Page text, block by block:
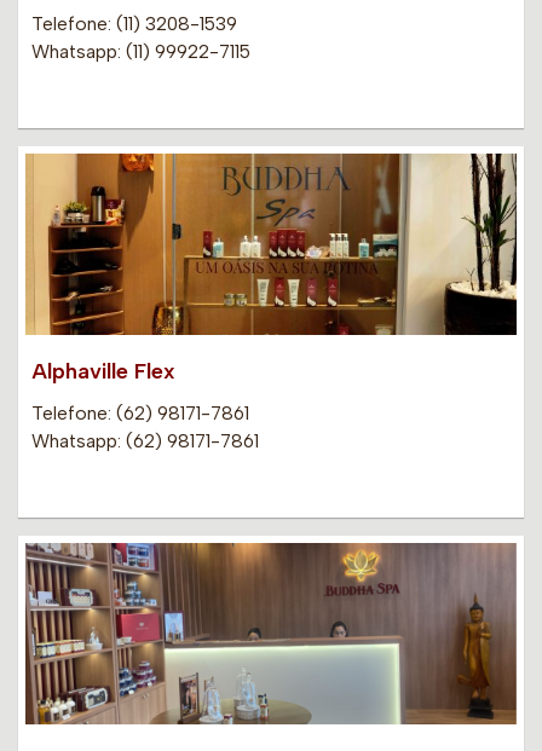
Telefone: (11) 3208-1539
Whatsapp: (11) 99922-7115
Alphaville Flex
Telefone: (62) 98171-7861
Whatsapp: (62) 98171-7861